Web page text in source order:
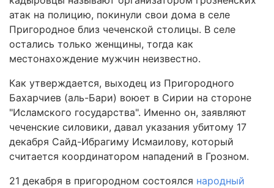
атак на полицию, покинули свои дома в селе
Пригородное близ чеченской столицы. В селе
остались только женщины, тогда как
местонахождение мужчин неизвестно.
Как утверждается, выходец из Пригородного
Бахарчиев (аль-Бари) воюет в Сирии на стороне
"Исламского государства". Именно он, заявляют
чеченские силовики, давал указания убитому 17
декабря Сайд-Ибрагиму Исмаилову, который
считается координатором нападений в Грозном.
21 декабря в пригородном состоялся народный